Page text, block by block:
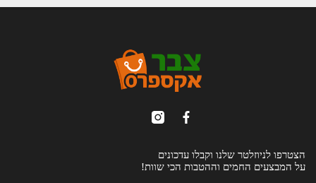
הצטרפו לניוזלטר שלנו וקבלו עדכונים
על המבצעים החמים וההטבות הכי שוות!